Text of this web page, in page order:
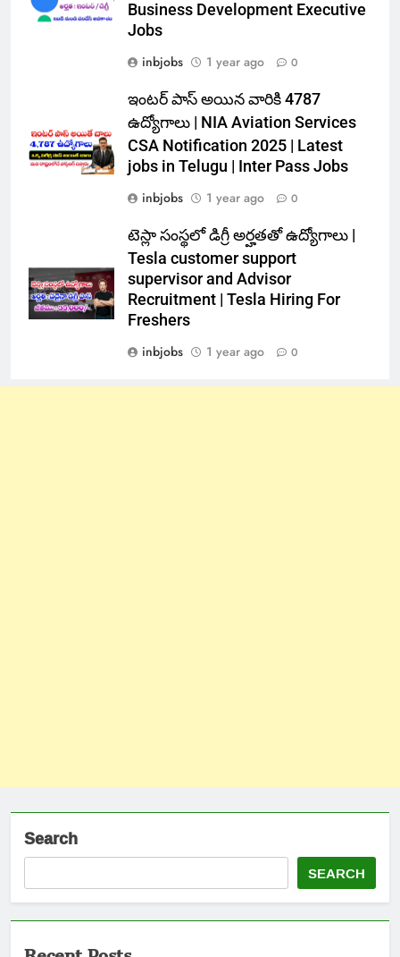
Business Development Executive
Jobs
inbjobs
1 year ago 0
ఇంటర్ పాస్ అయిన వారికి 4787
ఉద్యోగాలు | NIA Aviation Services
CSA Notification 2025 | Latest
jobs in Telugu | Inter Pass Jobs
inbjobs
1 year ago 0
టెస్లా సంస్థలో డిగ్రీ అర్హతతో ఉద్యోగాలు |
Tesla customer support
supervisor and Advisor
Recruitment | Tesla Hiring For
Freshers
inbjobs
1 year ago 0
Search
SEARCH